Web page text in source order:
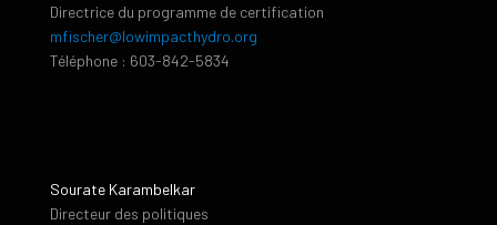
Directrice du programme de certification
mfischer@lowimpacthydro.org
Téléphone : 603-842-5834
Sourate Karambelkar
Directeur des politiques